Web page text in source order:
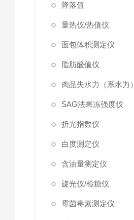
降落值
量热仪/热值仪
面包体积测定仪
脂肪酸值仪
肉品失水力（系水力）
SAG法果冻强度仪
折光指数仪
白度测定仪
含油量测定仪
旋光仪/检糖仪
霉菌毒素测定仪